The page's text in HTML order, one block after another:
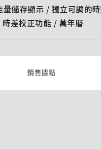
儲存顯示 / ​​獨立可調的
差校正功能 / 萬年曆
銷售據點